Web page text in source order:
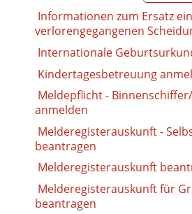
Informationen zum Ersatz
verlorengegangenen
Internationale
Kindertagesbetreuung
Meldepflicht -
anmelden
Melderegisterauskunft -
beantragen
Melderegisterauskunft
Melderegisterauskunft für
beantragen